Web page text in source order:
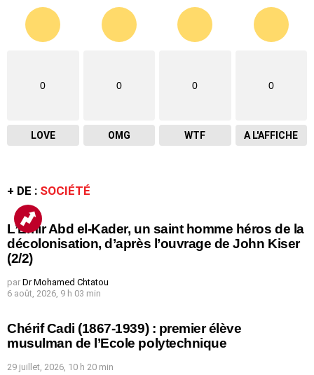
0
LOVE
0
OMG
0
WTF
0
A L'AFFICHE
+ DE : SOCIÉTÉ
L’Emir Abd el-Kader, un saint homme héros de la
décolonisation, d’après l’ouvrage de John Kiser
(2/2)
par Dr Mohamed Chtatou
6 août, 2026, 9 h 03 min
Chérif Cadi (1867-1939) : premier élève
musulman de l’Ecole polytechnique
29 juillet, 2026, 10 h 20 min